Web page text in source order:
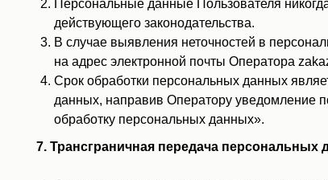
Персональные данные Пользователя
действующего законодательства.
В случае выявления неточностей в
на адрес электронной почты Оператора
Срок обработки персональных данных
данных, направив Оператору уведомление
обработку персональных данных».
7. Трансграничная передача персональных